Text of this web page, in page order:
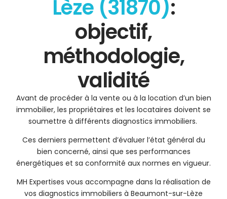
Lèze (31870):
objectif,
méthodologie,
validité
Avant de procéder à la vente ou à la location d’un bien
immobilier, les propriétaires et les locataires doivent se
soumettre à différents diagnostics immobiliers.
Ces derniers permettent d’évaluer l’état général du
bien concerné, ainsi que ses performances
énergétiques et sa conformité aux normes en vigueur.
MH Expertises vous accompagne dans la réalisation de
vos diagnostics immobiliers à Beaumont-sur-Lèze